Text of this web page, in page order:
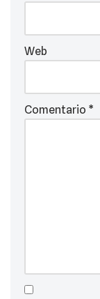
Web
Comentario *